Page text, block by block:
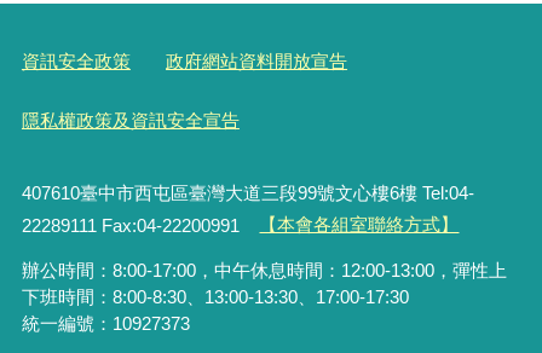
資訊安全政策 政府網站資料開放宣告
隱私權政策及資訊安全宣告
407610臺中市西屯區臺灣大道三段99號文心樓6樓 Tel:04-
22289111 Fax:04-22200991
【本會各組室聯絡方式】
辦公時間：8:00-17:00，中午休息時間：12:00-13:00，彈性上
下班時間：8:00-8:30、13:00-13:30、17:00-17:30
統一編號：10927373